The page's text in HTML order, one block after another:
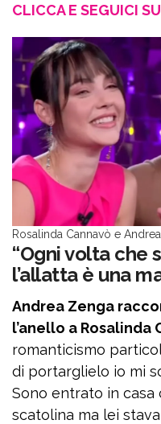
CLICCA E SEGUICI
Rosalinda Cannavò e
“Ogni volta che
l’allatta è una
Andrea Zenga
l’anello a Rosalinda
romanticismo
di portarglielo io mi
Sono entrato in casa
scatolina ma lei